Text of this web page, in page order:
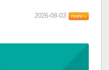
2026-08-03